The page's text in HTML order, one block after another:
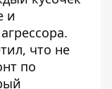
и
что не
по